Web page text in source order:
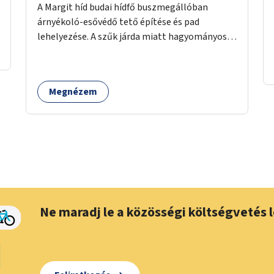
A Margit híd budai hídfő buszmegállóban
árnyékoló-esővédő tető építése és pad
lehelyezése. A szűk járda miatt hagyományos
Megnézem
Ne maradj le a közösségi